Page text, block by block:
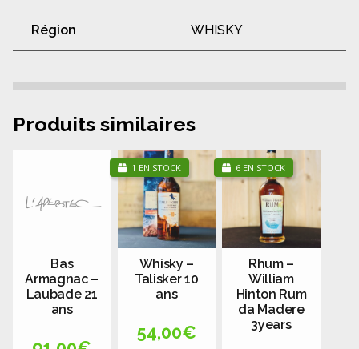
Région WHISKY
Produits similaires
Bas
Armagnac –
Laubade 21
ans
Whisky –
Talisker 10
ans
54,00€
1 EN STOCK
Rhum –
William
Hinton Rum
da Madere
3years
6 EN STOCK